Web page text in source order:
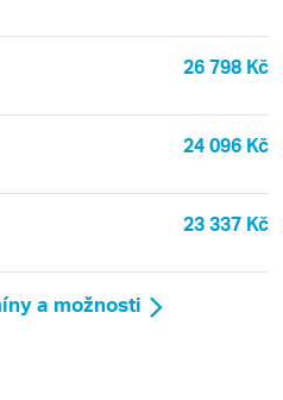
26 798 Kč
24 096 Kč
23 337 Kč
a možnosti